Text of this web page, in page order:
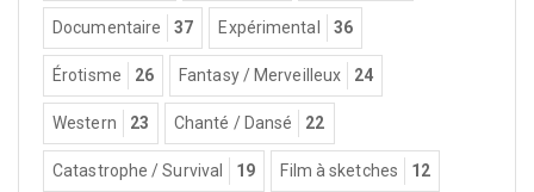
Documentaire 37 Expérimental 36
Érotisme 26 Fantasy / Merveilleux 24
Western 23 Chanté / Dansé 22
Catastrophe / Survival 19 Film à sketches 12